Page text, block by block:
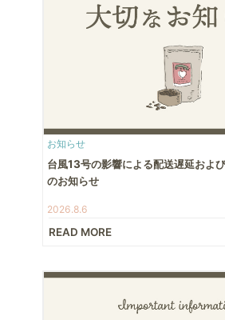
お知らせ
台風13号の影響による配送遅延およ
のお知らせ
2026.8.6
READ MORE